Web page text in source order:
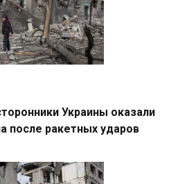
Украины оказали
после ракетных ударов